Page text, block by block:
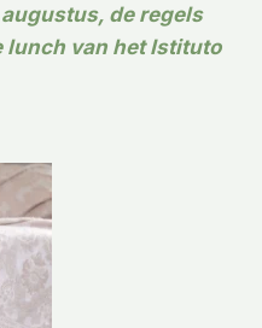
de regels
lunch van het Istituto